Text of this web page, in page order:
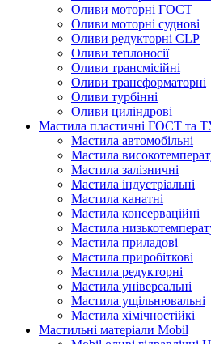
Оливи моторні ГОСТ
Оливи моторні суднові
Оливи редукторні CLP
Оливи теплоносії
Оливи трансмісійні
Оливи трансформаторні
Оливи турбінні
Оливи циліндрові
Мастила пластичні ГОСТ та
Мастила автомобільні
Мастила
Мастила залізничні
Мастила індустріальні
Мастила канатні
Мастила консерваційні
Мастила
Мастила приладові
Мастила приробіткові
Мастила редукторні
Мастила універсальні
Мастила ущільнювальні
Мастила хімічностійкі
Мастильні матеріали Mobil